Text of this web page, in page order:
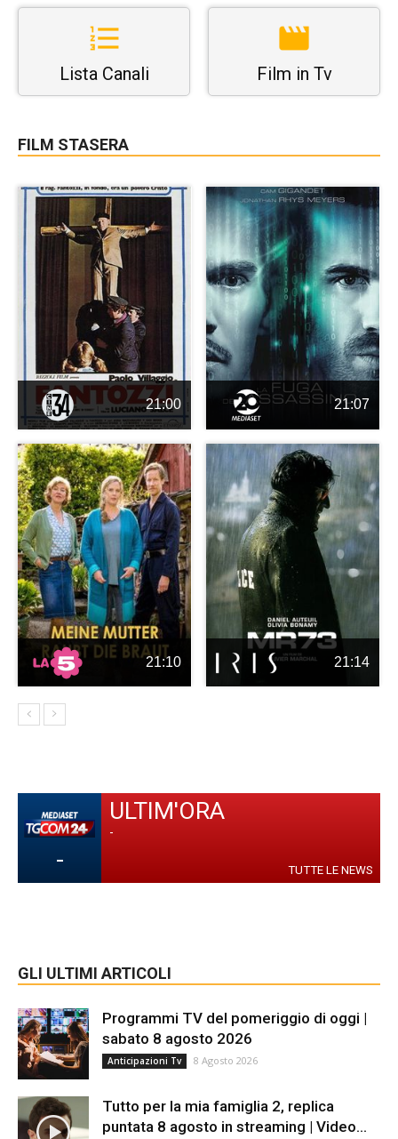
Lista Canali Film in Tv
FILM STASERA
21:00 21:07
21:10 21:14
-
ULTIM'ORA
-
TUTTE LE NEWS
GLI ULTIMI ARTICOLI
Programmi TV del pomeriggio di oggi |
sabato 8 agosto 2026
Anticipazioni Tv 8 Agosto 2026
Tutto per la mia famiglia 2, replica
puntata 8 agosto in streaming | Video...